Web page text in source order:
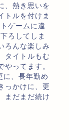
、熱き思いを
トルを付けま
ゲームに違
ろしてしま
ろんな楽しみ
タイトルもむ
やってます。
に、長年勤め
っかけに、更
まだまだ続け